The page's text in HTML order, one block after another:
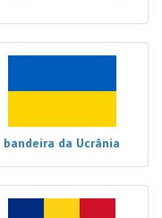
bandeira da Ucrânia